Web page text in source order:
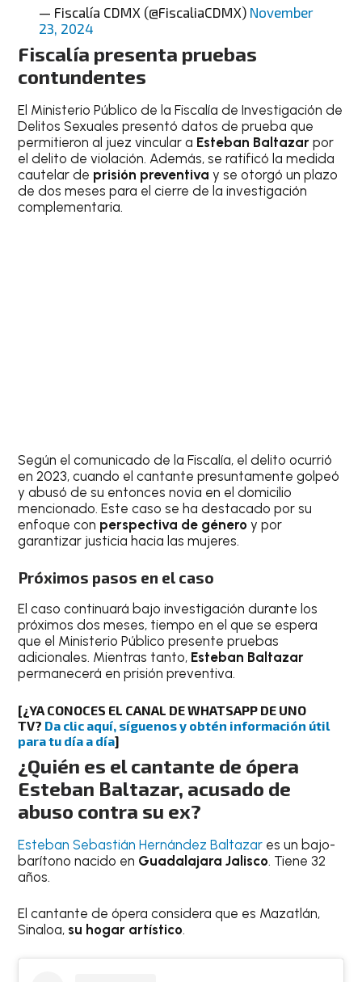
— Fiscalía CDMX (@FiscaliaCDMX) November
23, 2024
Fiscalía presenta pruebas
contundentes
El Ministerio Público de la Fiscalía de Investigación de
Delitos Sexuales presentó datos de prueba que
permitieron al juez vincular a Esteban Baltazar por
el delito de violación. Además, se ratificó la medida
cautelar de prisión preventiva y se otorgó un plazo
de dos meses para el cierre de la investigación
complementaria.
Según el comunicado de la Fiscalía, el delito ocurrió
en 2023, cuando el cantante presuntamente golpeó
y abusó de su entonces novia en el domicilio
mencionado. Este caso se ha destacado por su
enfoque con perspectiva de género y por
garantizar justicia hacia las mujeres.
Próximos pasos en el caso
El caso continuará bajo investigación durante los
próximos dos meses, tiempo en el que se espera
que el Ministerio Público presente pruebas
adicionales. Mientras tanto, Esteban Baltazar
permanecerá en prisión preventiva.
[¿YA CONOCES EL CANAL DE WHATSAPP DE UNO
TV? Da clic aquí, síguenos y obtén información útil
para tu día a día]
¿Quién es el cantante de ópera
Esteban Baltazar, acusado de
abuso contra su ex?
Esteban Sebastián Hernández Baltazar es un bajo-
barítono nacido en Guadalajara Jalisco. Tiene 32
años.
El cantante de ópera considera que es Mazatlán,
Sinaloa, su hogar artístico.